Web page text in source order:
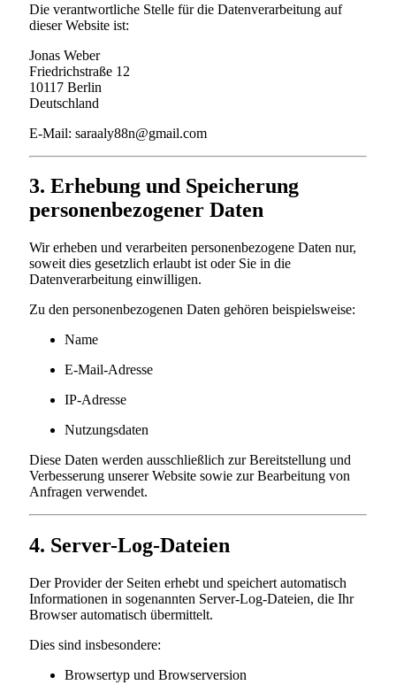
Die verantwortliche Stelle für die Datenverarbeitung auf
dieser Website ist:
Jonas Weber
Friedrichstraße 12
10117 Berlin
Deutschland
E-Mail: saraaly88n@gmail.com
3. Erhebung und Speicherung
personenbezogener Daten
Wir erheben und verarbeiten personenbezogene Daten nur,
soweit dies gesetzlich erlaubt ist oder Sie in die
Datenverarbeitung einwilligen.
Zu den personenbezogenen Daten gehören beispielsweise:
Name
E-Mail-Adresse
IP-Adresse
Nutzungsdaten
Diese Daten werden ausschließlich zur Bereitstellung und
Verbesserung unserer Website sowie zur Bearbeitung von
Anfragen verwendet.
4. Server-Log-Dateien
Der Provider der Seiten erhebt und speichert automatisch
Informationen in sogenannten Server-Log-Dateien, die Ihr
Browser automatisch übermittelt.
Dies sind insbesondere:
Browsertyp und Browserversion